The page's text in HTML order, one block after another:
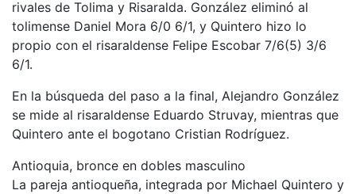
rivales de Tolima y Risaralda. González eliminó al
tolimense Daniel Mora 6/0 6/1, y Quintero hizo lo
propio con el risaraldense Felipe Escobar 7/6(5) 3/6
6/1.
En la búsqueda del paso a la final, Alejandro González
se mide al risaraldense Eduardo Struvay, mientras que
Quintero ante el bogotano Cristian Rodríguez.
Antioquia, bronce en dobles masculino
La pareja antioqueña, integrada por Michael Quintero y